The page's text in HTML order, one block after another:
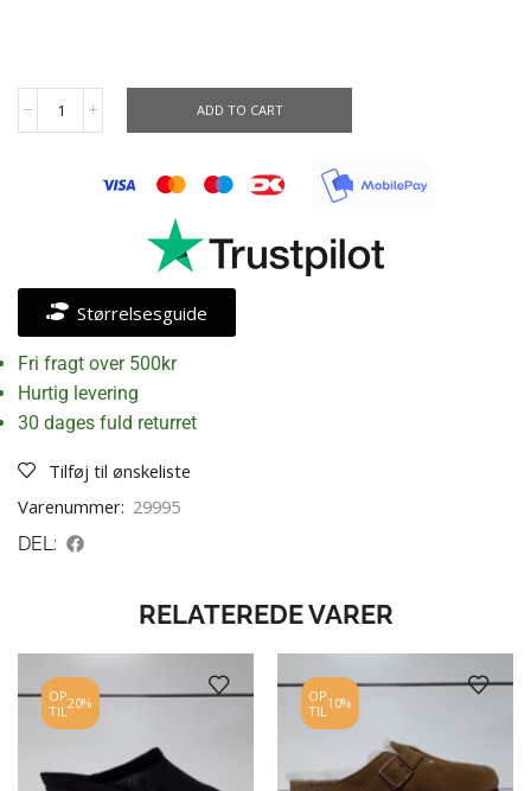
ADD TO CART
Størrelsesguide
Fri fragt over 500kr
Hurtig levering
30 dages fuld returret
Tilføj til ønskeliste
Varenummer: 29995
DEL:
RELATEREDE VARER
OP
TIL 20%
OP
TIL 10%